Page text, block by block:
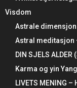
Visdom
Astrale
Astral meditasjon
DIN SJELS ALDER
Karma og yin Yang
LIVETS MENING –